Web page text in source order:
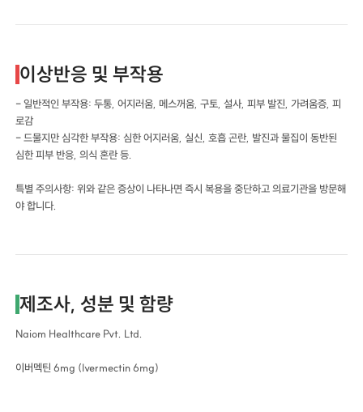
이상반응 및 부작용
- 일반적인 부작용: 두통, 어지러움, 메스꺼움, 구토, 설사, 피부 발진, 가려움증, 피
로감
- 드물지만 심각한 부작용: 심한 어지러움, 실신, 호흡 곤란, 발진과 물집이 동반된
심한 피부 반응, 의식 혼란 등.
특별 주의사항: 위와 같은 증상이 나타나면 즉시 복용을 중단하고 의료기관을 방문해
야 합니다.
제조사, 성분 및 함량
Naiom Healthcare Pvt. Ltd.
이버멕틴 6mg (Ivermectin 6mg)